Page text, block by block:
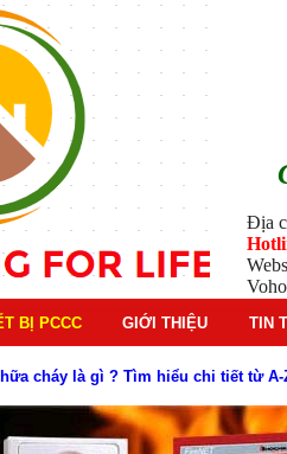
Địa
BỊ PCCC GIỚI THIỆU TIN
hệ thống báo cháy Hochiki cho
nguyên lý hoạt động của báo cháy
tiết về hệ thống báo cháy Horing